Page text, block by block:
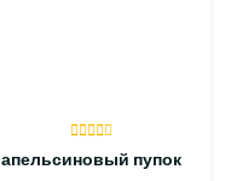
апельсиновый пупок